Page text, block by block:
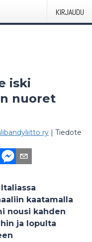
KIRJAUDU
iski
nuoret
ry | Tiedote
kaatamalla
nousi kahden
ja lopulta